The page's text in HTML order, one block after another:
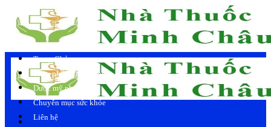
Trang Chủ
Thực phẩm chức năng
Dược mỹ phẩm
Chuyên mục sức khỏe
Liên hệ